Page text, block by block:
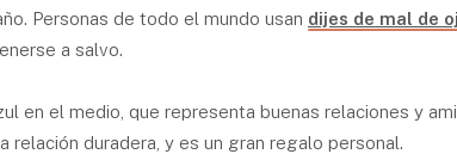
Personas de todo el mundo usan dijes de mal de
a salvo.
en el medio, que representa buenas relaciones y
relación duradera, y es un gran regalo personal.